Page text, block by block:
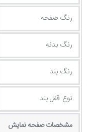
رنگ صفحه
رنگ بدنه
رنگ بند
نوع قفل بند
مشخصات صفحه نمايش